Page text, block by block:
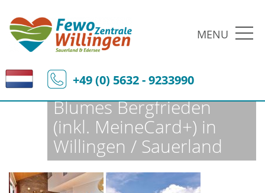
MENU
+49 (0) 5632 - 9233990
Fewo-Zentrale Willingen Ferienobjekte Fewo-Details
Blumes Bergfrieden
(inkl. MeineCard+) in
Willingen / Sauerland